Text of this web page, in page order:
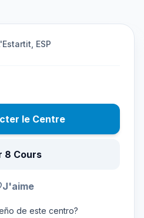
ESP
le Centre
8 Cours
J'aime
de este centro?